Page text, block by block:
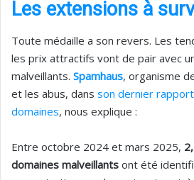
Les extensions à
Toute médaille a son revers. Les
les prix attractifs vont de pair avec
malveillants. Spamhaus, organisme
et les abus, dans son dernier
domaines, nous explique :
Entre octobre 2024 et mars 2025,
domaines malveillants ont été